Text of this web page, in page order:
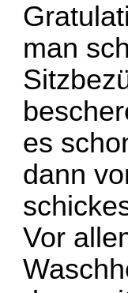
man
es
dann
Vor